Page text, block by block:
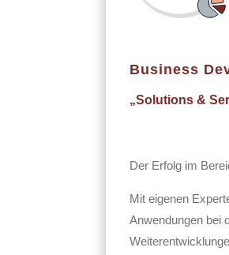
Business
„Solutions &
Der Erfolg im
Mit eigenen
Anwendungen bei